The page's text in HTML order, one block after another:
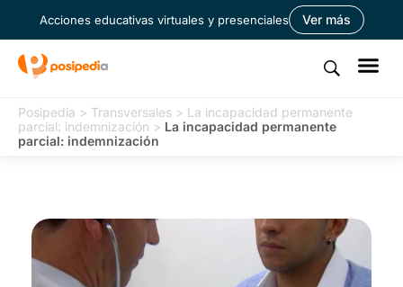
Acciones educativas virtuales y presenciales Ver más
Posipedia > Transversales > La incapacidad permanente
parcial: indemnización > La incapacidad permanente
parcial: indemnización